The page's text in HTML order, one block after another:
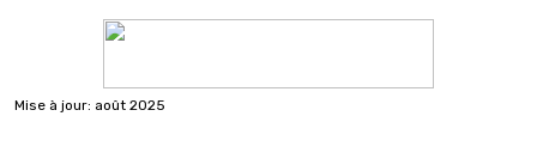
Mise à jour: août 2025